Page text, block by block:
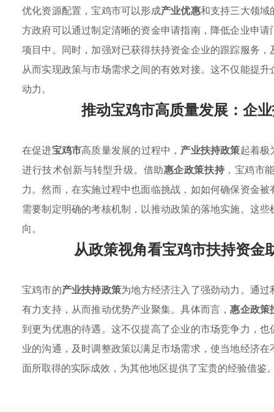
优化资源配置，宝鸡市可以形成产业优惠和支持三大领域
方政府可以通过制定清晰的资金申请指南，降低企业申
项目中。同时，加强对已获得扶持资金企业的跟踪服务
从而实现政策与市场需求之间的有效对接。这不仅能提
动力。
推动宝鸡市高质量发展：企
在促进宝鸡市高质量发展的过程中， 产业扶持政策起着极
进行技术创新与转型升级。借助惠企政策扶持 ，宝鸡市
力。然而，在实施过程中也面临挑战，如如何确保资金
需要制定明确的考核机制，以推动政策的落地实施。这
向。
从政策视角看宝鸡市扶持资金
宝鸡市的产业扶持政策为地方经济注入了强劲动力。通
有力支持，从而推动优势产业聚集。具体而言，惠企政策
到更为优惠的待遇。这不仅提高了企业的市场竞争力，
业的沟通，及时调整政策以满足市场需求，使当地经济
面所取得的实际成效，为其他地区提供了宝贵的经验借鉴